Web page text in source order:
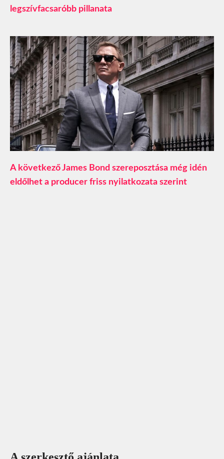
legszívfacsaróbb pillanata
A következő James Bond szereposztása még idén
eldőlhet a producer friss nyilatkozata szerint